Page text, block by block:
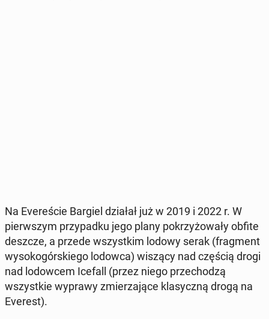
Na Eve­re­ście Bargiel działał już w 2019 i 2022 r. W
pierw­szym przy­pad­ku jego plany po­krzy­żo­wa­ły obfite
deszcze, a przede wszyst­kim lodowy serak (frag­ment
wy­so­ko­gór­skie­go lodowca) wiszący nad częścią drogi
nad lo­dow­cem Icefall (przez niego prze­cho­dzą
wszyst­kie wyprawy zmie­rza­ją­ce kla­sycz­ną drogą na
Everest).